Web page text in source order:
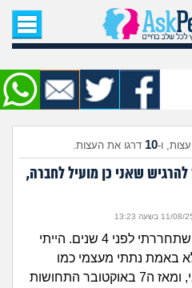
עמוד הבית
שאל שאלה
שאלות חדשות
שאלות שעוררו עניין
מה קורה כאן?
מתחם הטיפים
ו-10 דרגו את העצות.
שאני כן מועיל לחברה,
עשיתי שירות מלא בצה"ל השתחררתי לפני 4 שנים. הייתי
באמת נתתי מעצמי כמו
שהייתי יכול. לא הייתי בקרבי, ומאז ה7 באוקטובר התחושות